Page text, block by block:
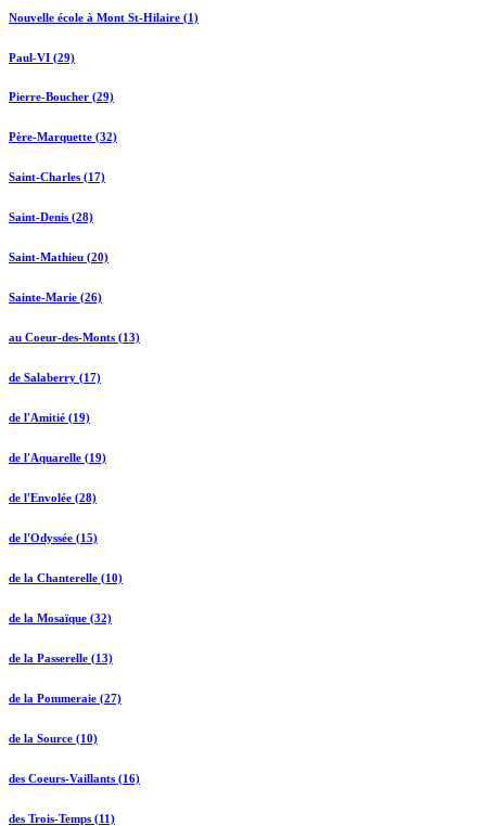
Nouvelle école à Mont St-Hilaire (1)
Paul-VI (29)
Pierre-Boucher (29)
Père-Marquette (32)
Saint-Charles (17)
Saint-Denis (28)
Saint-Mathieu (20)
Sainte-Marie (26)
au Coeur-des-Monts (13)
de Salaberry (17)
de l'Amitié (19)
de l'Aquarelle (19)
de l'Envolée (28)
de l'Odyssée (15)
de la Chanterelle (10)
de la Mosaïque (32)
de la Passerelle (13)
de la Pommeraie (27)
de la Source (10)
des Coeurs-Vaillants (16)
des Trois-Temps (11)